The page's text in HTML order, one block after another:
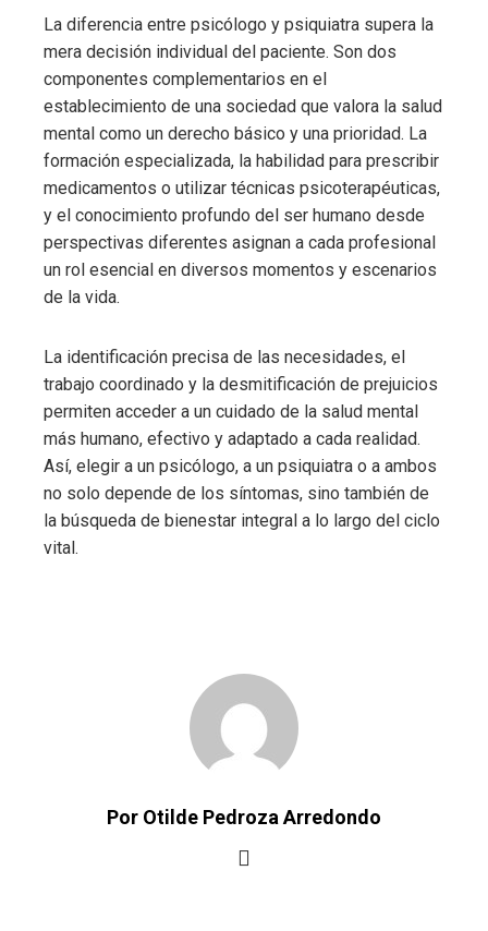
La diferencia entre psicólogo y psiquiatra supera la
mera decisión individual del paciente. Son dos
componentes complementarios en el
establecimiento de una sociedad que valora la salud
mental como un derecho básico y una prioridad. La
formación especializada, la habilidad para prescribir
medicamentos o utilizar técnicas psicoterapéuticas,
y el conocimiento profundo del ser humano desde
perspectivas diferentes asignan a cada profesional
un rol esencial en diversos momentos y escenarios
de la vida.
La identificación precisa de las necesidades, el
trabajo coordinado y la desmitificación de prejuicios
permiten acceder a un cuidado de la salud mental
más humano, efectivo y adaptado a cada realidad.
Así, elegir a un psicólogo, a un psiquiatra o a ambos
no solo depende de los síntomas, sino también de
la búsqueda de bienestar integral a lo largo del ciclo
vital.
Por Otilde Pedroza Arredondo